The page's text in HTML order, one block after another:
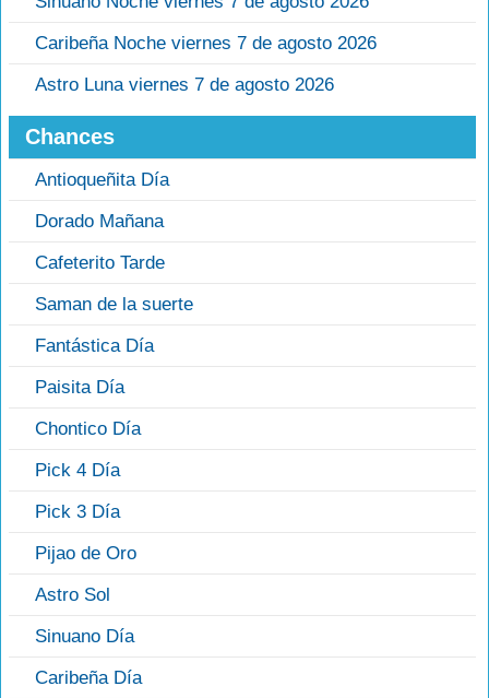
Caribeña Noche viernes 7 de agosto 2026
Astro Luna viernes 7 de agosto 2026
Chances
Antioqueñita Día
Dorado Mañana
Cafeterito Tarde
Saman de la suerte
Fantástica Día
Paisita Día
Chontico Día
Pick 4 Día
Pick 3 Día
Pijao de Oro
Astro Sol
Sinuano Día
Caribeña Día